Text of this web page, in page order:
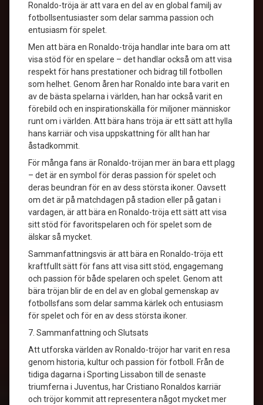
Ronaldo-tröja är att vara en del av en global familj av
fotbollsentusiaster som delar samma passion och
entusiasm för spelet.
Men att bära en Ronaldo-tröja handlar inte bara om att
visa stöd för en spelare – det handlar också om att visa
respekt för hans prestationer och bidrag till fotbollen
som helhet. Genom åren har Ronaldo inte bara varit en
av de bästa spelarna i världen, han har också varit en
förebild och en inspirationskälla för miljoner människor
runt om i världen. Att bära hans tröja är ett sätt att hylla
hans karriär och visa uppskattning för allt han har
åstadkommit.
För många fans är Ronaldo-tröjan mer än bara ett plagg
– det är en symbol för deras passion för spelet och
deras beundran för en av dess största ikoner. Oavsett
om det är på matchdagen på stadion eller på gatan i
vardagen, är att bära en Ronaldo-tröja ett sätt att visa
sitt stöd för favoritspelaren och för spelet som de
älskar så mycket.
Sammanfattningsvis är att bära en Ronaldo-tröja ett
kraftfullt sätt för fans att visa sitt stöd, engagemang
och passion för både spelaren och spelet. Genom att
bära tröjan blir de en del av en global gemenskap av
fotbollsfans som delar samma kärlek och entusiasm
för spelet och för en av dess största ikoner.
7. Sammanfattning och Slutsats
Att utforska världen av Ronaldo-tröjor har varit en resa
genom historia, kultur och passion för fotboll. Från de
tidiga dagarna i Sporting Lissabon till de senaste
triumferna i Juventus, har Cristiano Ronaldos karriär
och tröjor kommit att representera något mycket mer